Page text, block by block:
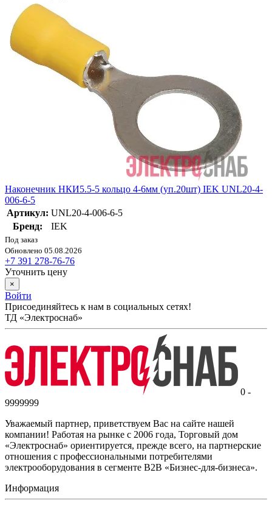
Наконечник НКИ5.5-5 кольцо 4-6мм (уп.20шт) IEK UNL20-4-
006-6-5
Артикул: UNL20-4-006-6-5
Бренд:
IEK
Под заказ
Обновлено 05.08.2026
+7 391 278-76-76
Уточнить цену
×
Войти
Присоединяйтесь к нам в социальных сетях!
ТД «Электроснаб»
0 -
9999999
Уважаемый партнер, приветствуем Вас на сайте нашей
компании! Работая на рынке с 2006 года, Торговый дом
«Электроснаб» ориентируется, прежде всего, на партнерские
отношения с профессиональными потребителями
электрооборудования в сегменте B2B «Бизнес-для-бизнеса».
Информация